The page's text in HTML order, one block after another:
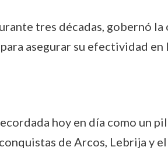
tres décadas, gobernó
asegurar su efectividad en
hoy en día como un
de Arcos, Lebrija y